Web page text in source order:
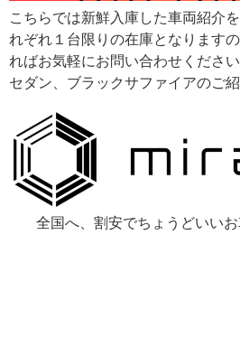
こちらでは新鮮入庫した車両紹介
れぞれ１台限りの在庫となります
ればお気軽にお問い合わせくださ
セダン、ブラックサファイアのご
全国へ、割安でちょうどいい